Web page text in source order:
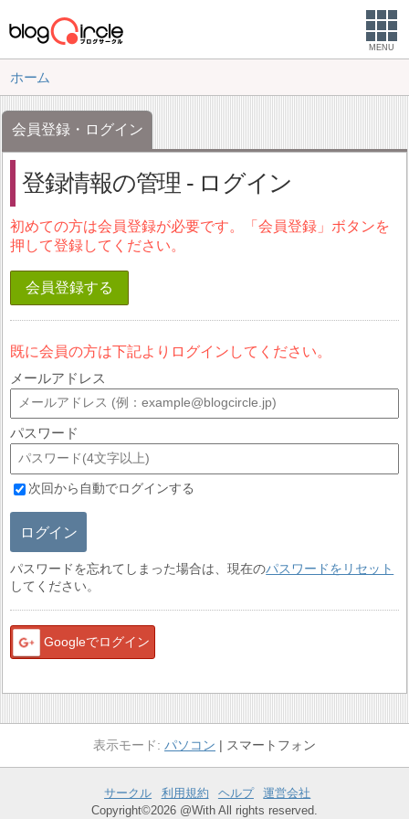
MENU
ホーム
会員登録・ログイン
登録情報の管理 - ログイン
初めての方は会員登録が必要です。「会員登録」ボタンを
押して登録してください。
会員登録する
既に会員の方は下記よりログインしてください。
メールアドレス
パスワード
次回から自動でログインする
ログイン
パスワードを忘れてしまった場合は、現在のパスワードをリセット
してください。
Googleでログイン
パソコン スマートフォン
サークル 利用規約 ヘルプ
運営会社
Copyright©2026 @With All rights reserved.